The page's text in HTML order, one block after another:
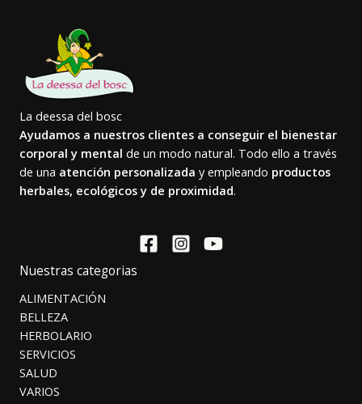
La deessa del bosc
Ayudamos a nuestros clientes a conseguir el bienestar
corporal y mental de un modo natural. Todo ello a través
de una atención personalizada y empleando productos
herbales, ecológicos y de proximidad.
Nuestras categorias
ALIMENTACIÓN
BELLEZA
HERBOLARIO
SERVICIOS
SALUD
VARIOS